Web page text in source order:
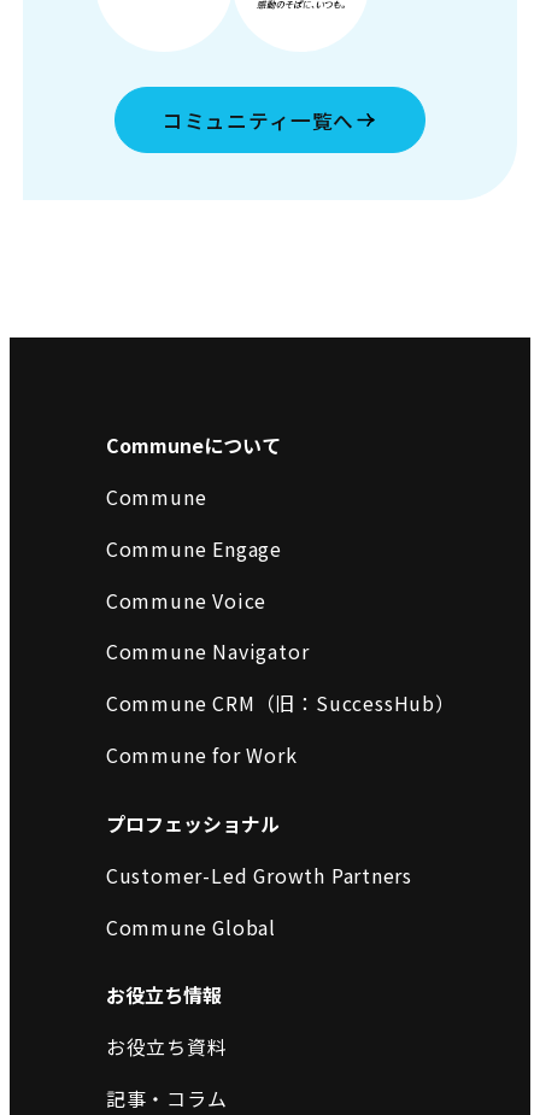
コミュニティ一覧へ
Communeについて
Commune
Commune Engage
Commune Voice
Commune Navigator
Commune CRM（旧：SuccessHub）
Commune for Work
プロフェッショナル
Customer-Led Growth Partners
Commune Global
お役立ち情報
お役立ち資料
記事・コラム